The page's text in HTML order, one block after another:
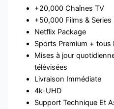
+20,000 Chaînes TV
+50,000 Films & Series
Netflix Package
Sports Premium + tous
Mises à jour
télévisées
Livraison Immédiate
4k-UHD
Support Technique Et